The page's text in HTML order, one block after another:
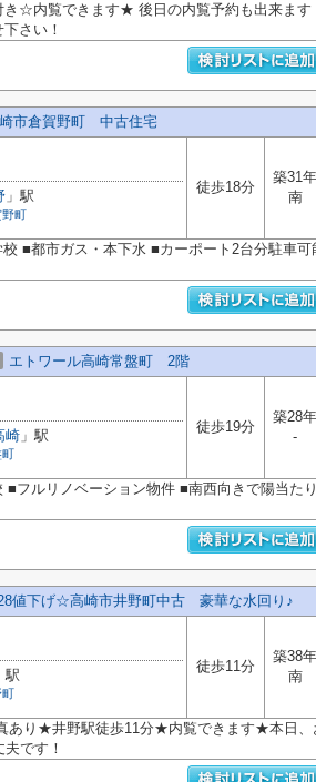
☆内覧できます★ 後日の内覧予約も出来ます
さい！
市倉賀野町 中古住宅
」駅
野町
徒歩18分
築31年
南
■都市ガス・本下水 ■カーポート2台分駐車
エトワール高崎常盤町 2階
崎 」駅
町
徒歩19分
築28年
-
フルリノベーション物件 ■南西向きで陽当た
値下げ☆高崎市井野町中古 豪華な水回り♪
駅
町
徒歩11分
築38年
南
あり★井野駅徒歩11分★内覧できます★本日、
です！